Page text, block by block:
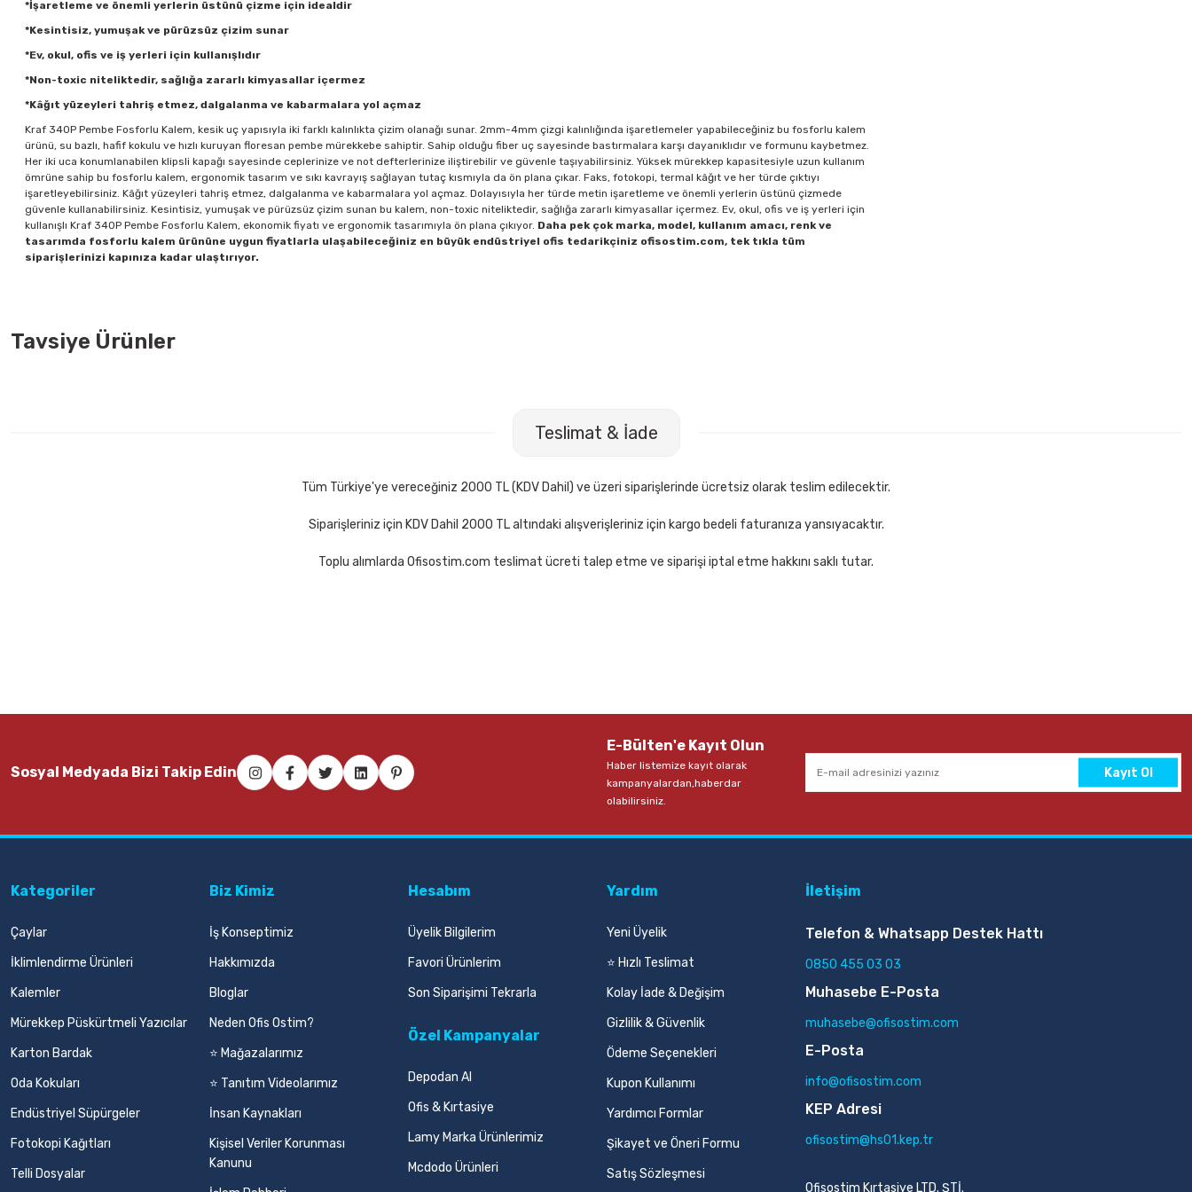
*İşaretleme ve önemli yerlerin üstünü çizme için idealdir
*Kesintisiz, yumuşak ve pürüzsüz çizim sunar
*Ev, okul, ofis ve iş yerleri için kullanışlıdır
*Non-toxic niteliktedir, sağlığa zararlı kimyasallar içermez
*Kâğıt yüzeyleri tahriş etmez, dalgalanma ve kabarmalara yol açmaz
Kraf 340P Pembe Fosforlu Kalem, kesik uç yapısıyla iki farklı kalınlıkta çizim olanağı sunar. 2mm-4mm çizgi kalınlığında işaretlemeler yapabileceğiniz bu fosforlu kalem
ürünü, su bazlı, hafif kokulu ve hızlı kuruyan floresan pembe mürekkebe sahiptir. Sahip olduğu fiber uç sayesinde bastırmalara karşı dayanıklıdır ve formunu kaybetmez.
Her iki uca konumlanabilen klipsli kapağı sayesinde ceplerinize ve not defterlerinize iliştirebilir ve güvenle taşıyabilirsiniz. Yüksek mürekkep kapasitesiyle uzun kullanım
ömrüne sahip bu fosforlu kalem, ergonomik tasarım ve sıkı kavrayış sağlayan tutaç kısmıyla da ön plana çıkar. Faks, fotokopi, termal kâğıt ve her türde çıktıyı
işaretleyebilirsiniz. Kâğıt yüzeyleri tahriş etmez, dalgalanma ve kabarmalara yol açmaz. Dolayısıyla her türde metin işaretleme ve önemli yerlerin üstünü çizmede
güvenle kullanabilirsiniz. Kesintisiz, yumuşak ve pürüzsüz çizim sunan bu kalem, non-toxic niteliktedir, sağlığa zararlı kimyasallar içermez. Ev, okul, ofis ve iş yerleri için
kullanışlı Kraf 340P Pembe Fosforlu Kalem, ekonomik fiyatı ve ergonomik tasarımıyla ön plana çıkıyor. Daha pek çok marka, model, kullanım amacı, renk ve
tasarımda fosforlu kalem ürününe uygun fiyatlarla ulaşabileceğiniz en büyük endüstriyel ofis tedarikçiniz ofisostim.com, tek tıkla tüm
siparişlerinizi kapınıza kadar ulaştırıyor.
Tavsiye Ürünler
Sepete Ekle
Sepete Ekle
Teslimat & İade
Tüm Türkiye'ye vereceğiniz 2000 TL (KDV Dahil) ve üzeri siparişlerinde ücretsiz olarak teslim edilecektir.
Siparişleriniz için KDV Dahil 2000 TL altındaki alışverişleriniz için kargo bedeli faturanıza yansıyacaktır.
Toplu alımlarda Ofisostim.com teslimat ücreti talep etme ve siparişi iptal etme hakkını saklı tutar.
Sosyal Medyada Bizi Takip Edin
E-Bülten'e Kayıt Olun
Haber listemize kayıt olarak
kampanyalardan,haberdar
olabilirsiniz.
Kayıt Ol
Kategoriler
Çaylar
İklimlendirme Ürünleri
Kalemler
Mürekkep Püskürtmeli Yazıcılar
Karton Bardak
Oda Kokuları
Endüstriyel Süpürgeler
Fotokopi Kağıtları
Telli Dosyalar
Biz Kimiz
İş Konseptimiz
Hakkımızda
Bloglar
Neden Ofis Ostim?
⭐ Mağazalarımız
⭐ Tanıtım Videolarımız
İnsan Kaynakları
Kişisel Veriler Korunması
Kanunu
Hesabım
Üyelik Bilgilerim
Favori Ürünlerim
Son Siparişimi Tekrarla
Özel Kampanyalar
Depodan Al
Ofis & Kırtasiye
Lamy Marka Ürünlerimiz
Mcdodo Ürünleri
Yardım
Yeni Üyelik
⭐ Hızlı Teslimat
Kolay İade & Değişim
Gizlilik & Güvenlik
Ödeme Seçenekleri
Kupon Kullanımı
Yardımcı Formlar
Şikayet ve Öneri Formu
Satış Sözleşmesi
İletişim
Telefon & Whatsapp Destek Hattı
0850 455 03 03
Muhasebe E-Posta
muhasebe@ofisostim.com
E-Posta
info@ofisostim.com
KEP Adresi
ofisostim@hs01.kep.tr
Ofisostim Kırtasiye LTD. ŞTİ.